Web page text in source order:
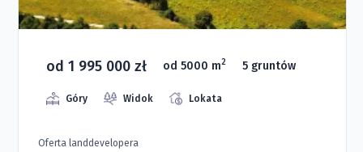
od 1 995 000 zł od 5000 m2 5 gruntów
Góry Widok Lokata
Oferta landdevelopera